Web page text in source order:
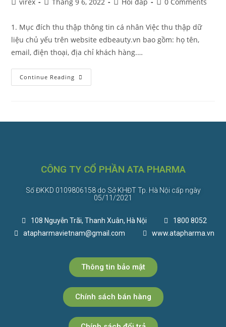
1. Mục đích thu thập thông tin cá nhân Việc thu thập dữ
liệu chủ yếu trên website edbeauty.vn bao gồm: họ tên,
email, điện thoại, địa chỉ khách hàng.…
Continue Reading
CÔNG TY CỔ PHẦN ATA PHARMA
Số ĐKKD 0109806158 do Sở KHĐT Tp. Hà Nội cấp ngày
05/11/2021
108 Nguyễn Trãi, Thanh Xuân, Hà Nội
1800 8052
atapharmavietnam@gmail.com
www.atapharma.vn
Thông tin bảo mật
Chính sách bán hàng